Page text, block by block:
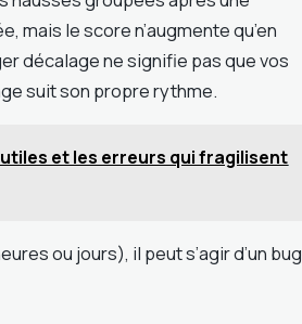
mais le score n’augmente qu’en
décalage ne signifie pas que vos
suit son propre rythme.
et les erreurs qui fragilisent
ou jours), il peut s’agir d’un bug